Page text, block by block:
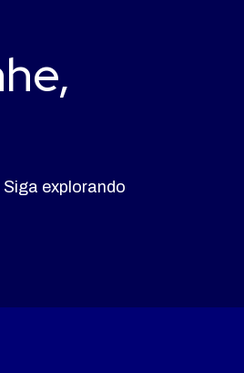
explorando